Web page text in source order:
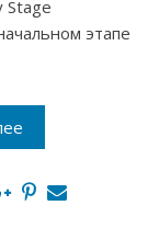
Stage
этапе